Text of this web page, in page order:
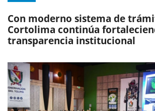
Con moderno sistema de
Cortolima continúa
transparencia institucional